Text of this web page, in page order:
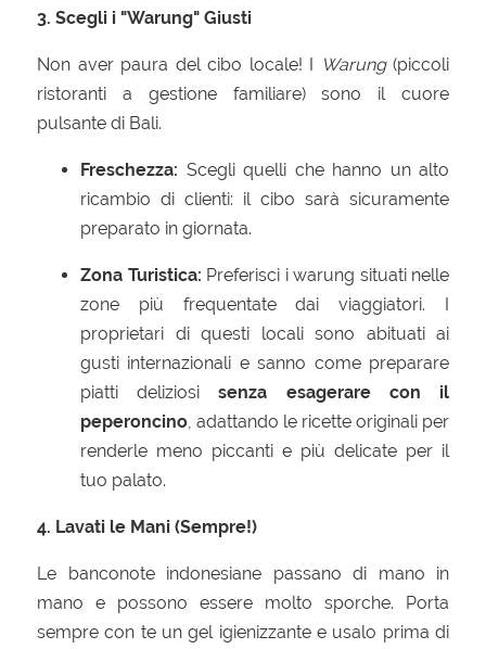
3. Scegli i "Warung" Giusti
Non aver paura del cibo locale! I Warung(piccoli
ristoranti a gestione familiare) sono il cuore
pulsante di Bali.
Freschezza: Scegli quelli che hanno un alto
ricambio di clienti: il cibo sarà sicuramente
preparato in giornata.
Zona Turistica: Preferisci i warung situati nelle
zone più frequentate dai viaggiatori. I
proprietari di questi locali sono abituati ai
gusti internazionali e sanno come preparare
piatti deliziosisenza esagerare con il
peperoncino , adattando le ricette originali per
renderle meno piccanti e più delicate per il
tuo palato.
4. Lavati le Mani (Sempre!)
Le banconote indonesiane passano di mano in
mano e possono essere molto sporche. Porta
sempre con te un gel igienizzante e usalo prima di